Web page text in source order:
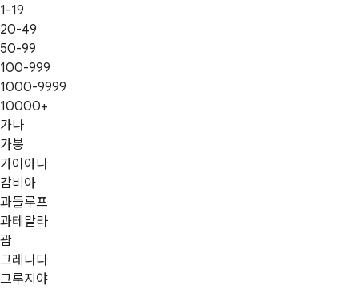
1-19
20-49
50-99
100-999
1000-9999
10000+
가나
가봉
가이아나
감비아
과들루프
과테말라
괌
그레나다
그루지야